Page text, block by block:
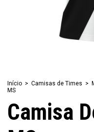
Início > Camisas de Times >
MS
Camisa